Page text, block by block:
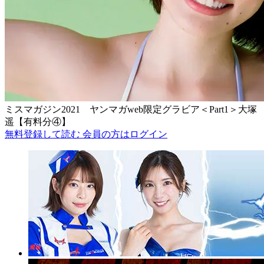
ミスマガジン2021 ヤンマガweb限定グラビア＜Part1＞大塚
遥【有料分④】
無料登録して読む 会員の方はログイン